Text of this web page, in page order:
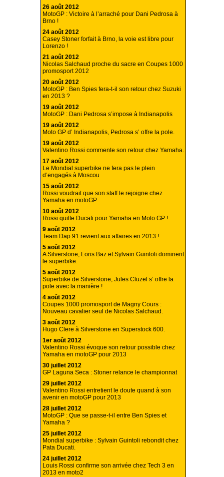
26 août 2012
MotoGP : Victoire à l’arraché pour Dani Pedrosa à
Brno !
24 août 2012
Casey Stoner forfait à Brno, la voie est libre pour
Lorenzo !
21 août 2012
Nicolas Salchaud proche du sacre en Coupes 1000
promosport 2012
20 août 2012
MotoGP : Ben Spies fera-t-il son retour chez Suzuki
en 2013 ?
19 août 2012
MotoGP : Dani Pedrosa s’impose à Indianapolis
19 août 2012
Moto GP d’ Indianapolis, Pedrosa s’ offre la pole.
19 août 2012
Valentino Rossi commente son retour chez Yamaha.
17 août 2012
Le Mondial superbike ne fera pas le plein
d’engagés à Moscou
15 août 2012
Rossi voudrait que son staff le rejoigne chez
Yamaha en motoGP
10 août 2012
Rossi quitte Ducati pour Yamaha en Moto GP !
9 août 2012
Team Dap 91 revient aux affaires en 2013 !
5 août 2012
A Silverstone, Loris Baz et Sylvain Guintoli dominent
le superbike.
5 août 2012
Superbike de Silverstone, Jules Cluzel s’ offre la
pole avec la manière !
4 août 2012
Coupes 1000 promosport de Magny Cours :
Nouveau cavalier seul de Nicolas Salchaud.
3 août 2012
Hugo Clere à Silverstone en Superstock 600.
1er août 2012
Valentino Rossi évoque son retour possible chez
Yamaha en motoGP pour 2013
30 juillet 2012
GP Laguna Seca : Stoner relance le championnat
29 juillet 2012
Valentino Rossi entretient le doute quand à son
avenir en motoGP pour 2013
28 juillet 2012
MotoGP : Que se passe-t-il entre Ben Spies et
Yamaha ?
25 juillet 2012
Mondial superbike : Sylvain Guintoli rebondit chez
Pata Ducati.
24 juillet 2012
Louis Rossi confirme son arrivée chez Tech 3 en
2013 en moto2